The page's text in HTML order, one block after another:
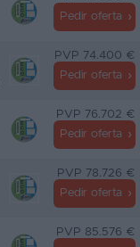
Pedir oferta
PVP 74.400 €
Pedir oferta
PVP 76.702 €
Pedir oferta
PVP 78.726 €
Pedir oferta
PVP 85.576 €